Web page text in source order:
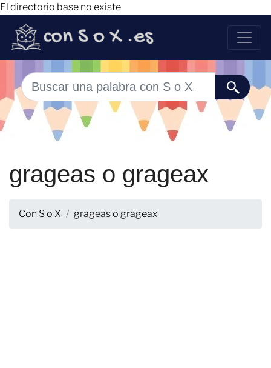
El directorio base no existe
grageas o grageax
Con S o X grageas o grageax